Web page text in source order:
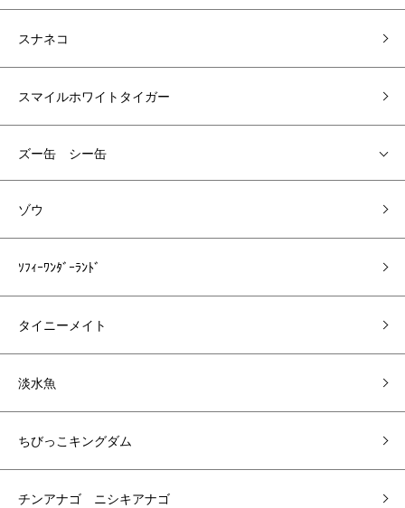
スナネコ
スマイルホワイトタイガー
ズー缶 シー缶
ゾウ
ｿﾌｨｰﾜﾝﾀﾞｰﾗﾝﾄﾞ
タイニーメイト
淡水魚
ちびっこキングダム
チンアナゴ ニシキアナゴ